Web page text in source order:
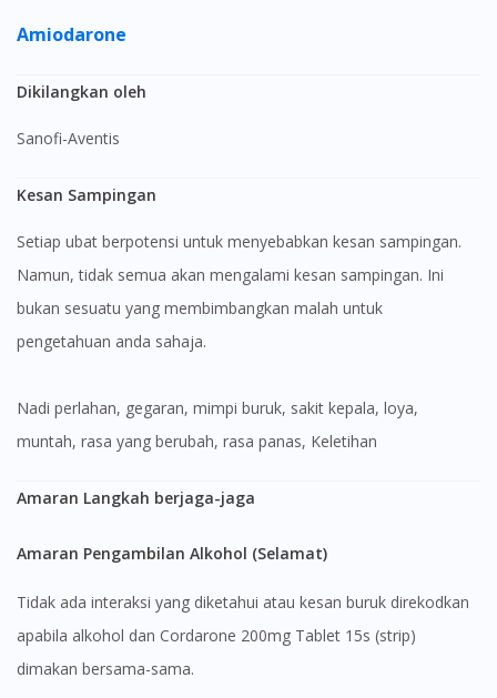
Amiodarone
Dikilangkan oleh
Sanofi-Aventis
Kesan Sampingan
Setiap ubat berpotensi untuk menyebabkan kesan sampingan.
Namun, tidak semua akan mengalami kesan sampingan. Ini
bukan sesuatu yang membimbangkan malah untuk
pengetahuan anda sahaja.
nadi perlahan, gegaran, mimpi buruk, sakit kepala, loya,
muntah, rasa yang berubah, rasa panas, Keletihan
Amaran Langkah berjaga-jaga
Amaran Pengambilan Alkohol (Selamat)
Tidak ada interaksi yang diketahui atau kesan buruk direkodkan
apabila alkohol dan Cordarone 200mg Tablet 15s (strip)
dimakan bersama-sama.